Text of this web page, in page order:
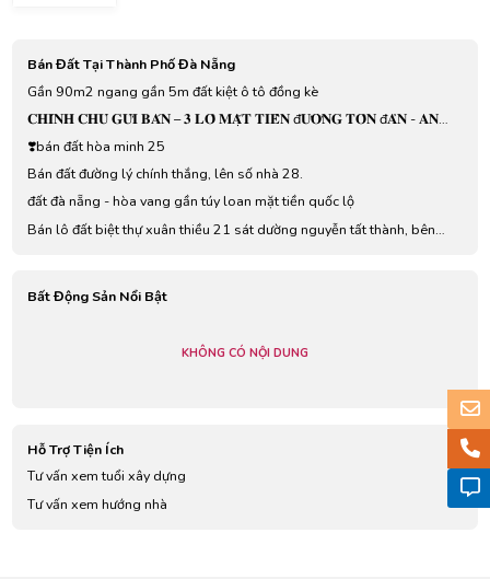
Bán Đất Tại Thành Phố Đà Nẵng
Gần 90m2 ngang gần 5m đất kiệt ô tô đồng kè
𝐂𝐇𝐈́𝐍𝐇 𝐂𝐇𝐔̉ 𝐆𝐔̛̉𝐈 𝐁𝐀́𝐍 – 𝟑 𝐋𝐎̂ 𝐌𝐀̣̆𝐓 𝐓𝐈𝐄̂̀𝐍 đ𝐔̛𝐎̛̀𝐍𝐆 𝐓𝐎̂𝐍 đ𝐀̉𝐍 - 𝐀𝐍
𝐊𝐇𝐄̂
❣️bán đất hòa minh 25
Bán đất đường lý chính thắng, lên số nhà 28.
đất đà nẵng - hòa vang gần túy loan mặt tiền quốc lộ
Bán lô đất biệt thự xuân thiều 21 sát dường nguyễn tất thành, bên
Bất Động Sản Nổi Bật
KHÔNG CÓ NỘI DUNG
Hỗ Trợ Tiện Ích
Tư vấn xem tuổi xây dựng
Tư vấn xem hướng nhà